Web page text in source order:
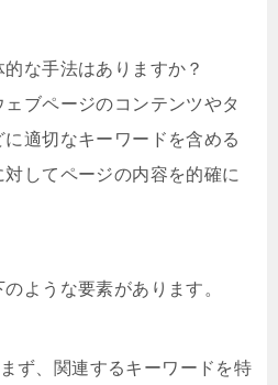
な手法はありますか？
ブページのコンテンツやタ
適切なキーワードを含める
してページの内容を的確に
ような要素があります。
ず、関連するキーワードを特